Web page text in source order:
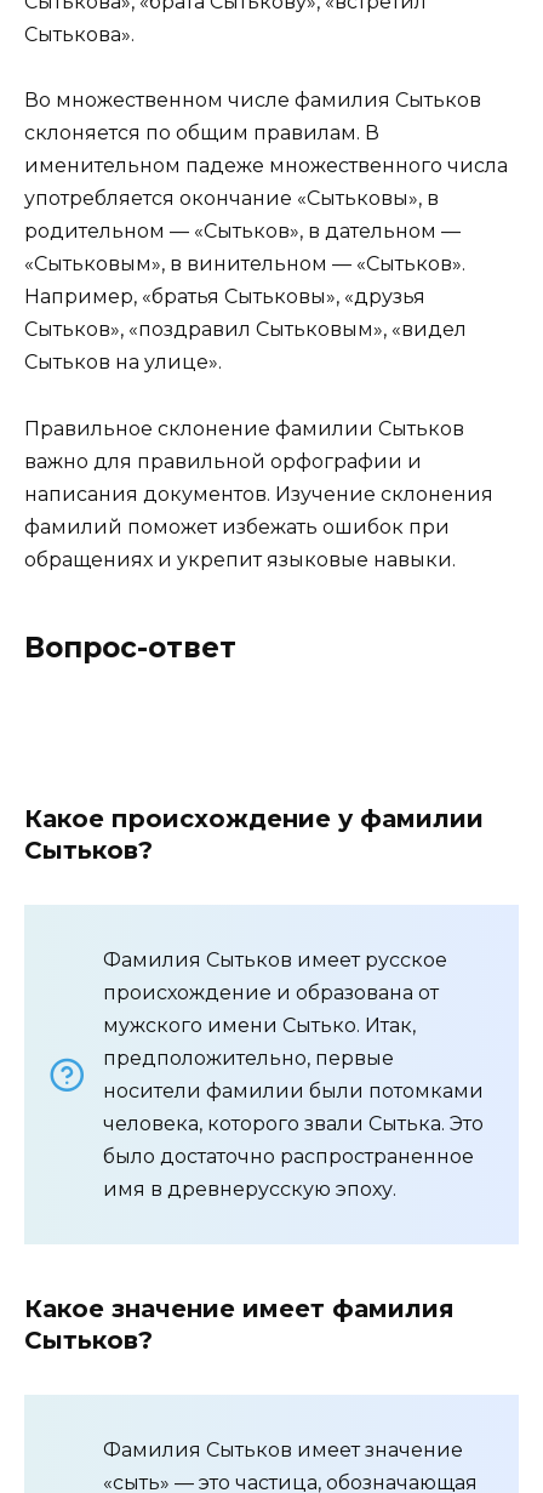
Сытькова».
Во множественном числе фамилия Сытьков
склоняется по общим правилам. В
именительном падеже множественного числа
употребляется окончание «Сытьковы», в
родительном — «Сытьков», в дательном —
«Сытьковым», в винительном — «Сытьков».
Например, «братья Сытьковы», «друзья
Сытьков», «поздравил Сытьковым», «видел
Сытьков на улице».
Правильное склонение фамилии Сытьков
важно для правильной орфографии и
написания документов. Изучение склонения
фамилий поможет избежать ошибок при
обращениях и укрепит языковые навыки.
Вопрос-ответ
Какое происхождение у фамилии
Сытьков?
Фамилия Сытьков имеет русское
происхождение и образована от
мужского имени Сытько. Итак,
предположительно, первые
носители фамилии были потомками
человека, которого звали Сытька. Это
было достаточно распространенное
имя в древнерусскую эпоху.
Какое значение имеет фамилия
Сытьков?
Фамилия Сытьков имеет значение
«сыть» — это частица, обозначающая